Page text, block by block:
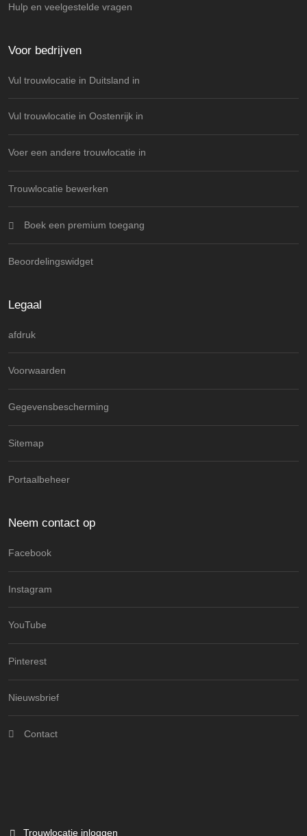
Hulp en veelgestelde vragen
Voor bedrijven
Vul trouwlocatie in Duitsland in
Vul trouwlocatie in Oostenrijk in
Voer een andere trouwlocatie in
Trouwlocatie bewerken
Boek een premium toegang
Beoordelingswidget
Legaal
afdruk
Voorwaarden
Gegevensbescherming
Sitemap
Portaalbeheer
Neem contact op
Facebook
Instagram
YouTube
Pinterest
Nieuwsbrief
Contact
Trouwlocatie inloggen